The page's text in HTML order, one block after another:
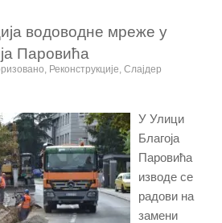
водоводне мреже у
Паровића
Реконструкције Слајдер
У Улици
Благоја
Паровића
изводе се
радови на
замени